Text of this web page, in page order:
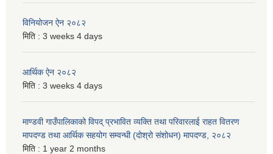
विनियोजन ऐन २०८२
मिति : 3 weeks 4 days
आर्थिक ऐन २०८२
मिति : 3 weeks 4 days
माण्डवी गाउँपालिकाको विपद् प्रभावित व्यक्ति तथा परिवारलाई राहत वितरण
मापदण्ड तथा आर्थिक सहयोग सम्वन्धी (दोश्रो संशोधन) मापदण्ड, २०८२
मिति : 1 year 2 months